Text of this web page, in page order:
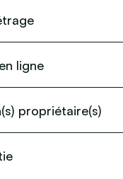
ligne
propriétaire(s)